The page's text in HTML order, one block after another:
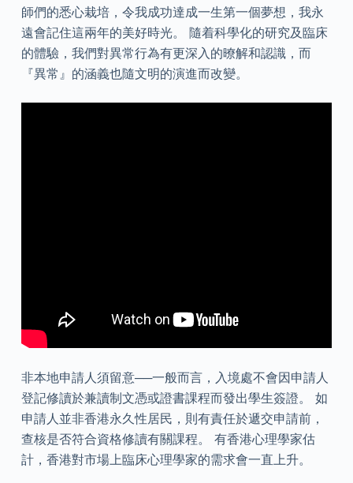
師們的悉心栽培，令我成功達成一生第一個夢想，我永
遠會記住這兩年的美好時光。 隨着科學化的研究及臨床
的體驗，我們對異常行為有更深入的暸解和認識，而
『異常』的涵義也隨文明的演進而改變。
非本地申請人須留意──一般而言，入境處不會因申請人
登記修讀於兼讀制文憑或證書課程而發出學生簽證。 如
申請人並非香港永久性居民，則有責任於遞交申請前，
查核是否符合資格修讀有關課程。 有香港心理學家估
計，香港對市場上臨床心理學家的需求會一直上升。